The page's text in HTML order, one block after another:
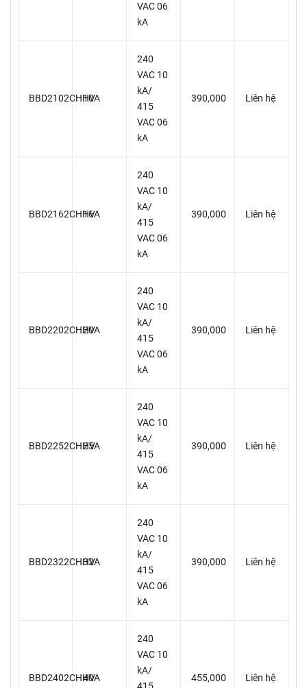
VAC 06
kA
BBD2102CHHV
10A
240
VAC 10
kA/
415
VAC 06
kA
390,000 Liên hệ
BBD2162CHHV
16A
240
VAC 10
kA/
415
VAC 06
kA
390,000 Liên hệ
BBD2202CHHV
20A
240
VAC 10
kA/
415
VAC 06
kA
390,000 Liên hệ
BBD2252CHHV
25A
240
VAC 10
kA/
415
VAC 06
kA
390,000 Liên hệ
BBD2322CHHV
32A
240
VAC 10
kA/
415
VAC 06
kA
390,000 Liên hệ
BBD2402CHHV
40A
240
VAC 10
kA/
455,000 Liên hệ